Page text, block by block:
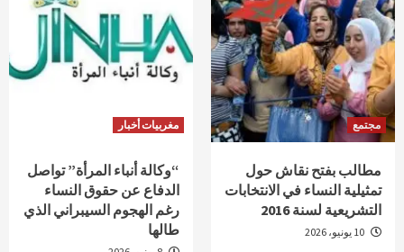
مجتمع
مطالب بفتح نقاش حول
تمثيلية النساء في الانتخابات
التشريعية لسنة 2016
مغربيات أخبار
“وكالة أنباء المرأة” تواصل
الدفاع عن حقوق النساء
رغم الهجوم السيبراني الذي
طالها